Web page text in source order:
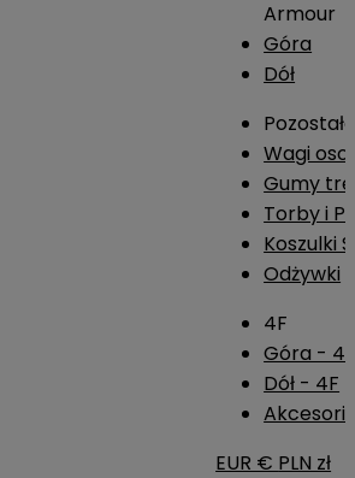
Armour
Góra
Dół
Wagi
Gumy
Torby i
Koszulki
Odżywki
4F
Góra -
Dół - 4F
EUR € PLN zł